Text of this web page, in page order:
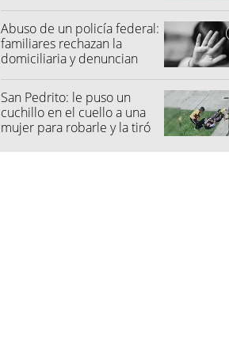
Abuso de un policía federal:
familiares rechazan la
domiciliaria y denuncian
San Pedrito: le puso un
cuchillo en el cuello a una
mujer para robarle y la tiró